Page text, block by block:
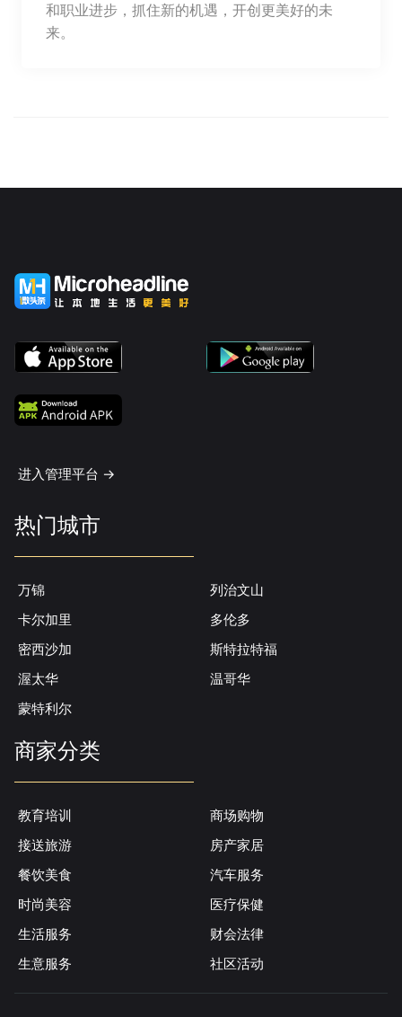
和职业进步，抓住新的机遇，开创更美好的未
来。
进入管理平台 ->
热门城市
万锦
列治文山
卡尔加里
多伦多
密西沙加
斯特拉特福
渥太华
温哥华
蒙特利尔
商家分类
教育培训
商场购物
接送旅游
房产家居
餐饮美食
汽车服务
时尚美容
医疗保健
生活服务
财会法律
生意服务
社区活动